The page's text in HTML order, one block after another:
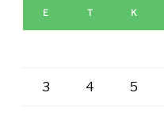
E T K
3 4 5